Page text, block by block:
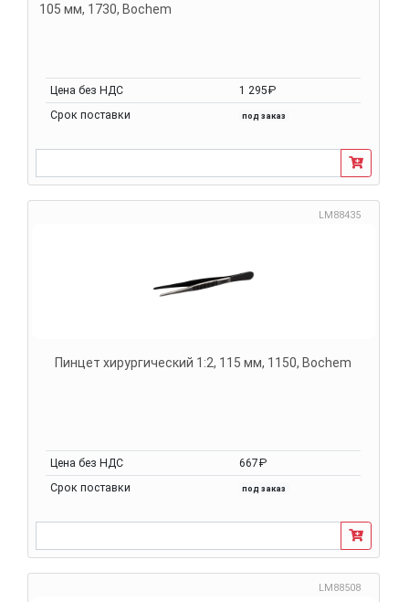
105 мм, 1730, Bochem
Цена без НДС
1 295₽
Срок поставки
под заказ
LM88435
Пинцет хирургический 1:2, 115 мм, 1150, Bochem
Цена без НДС
667₽
Срок поставки
под заказ
LM88508